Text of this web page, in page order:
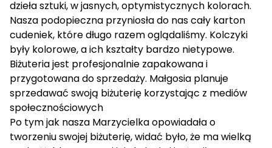
dzieła sztuki, w jasnych, optymistycznych kolorach.
Nasza podopieczna przyniosła do nas cały karton
cudeniek, które długo razem oglądaliśmy. Kolczyki
były kolorowe, a ich kształty bardzo nietypowe.
Biżuteria jest profesjonalnie zapakowana i
przygotowana do sprzedaży. Małgosia planuje
sprzedawać swoją biżuterię korzystając z mediów
społecznościowych
Po tym jak nasza Marzycielka opowiadała o
tworzeniu swojej biżuterię, widać było, że ma wielką